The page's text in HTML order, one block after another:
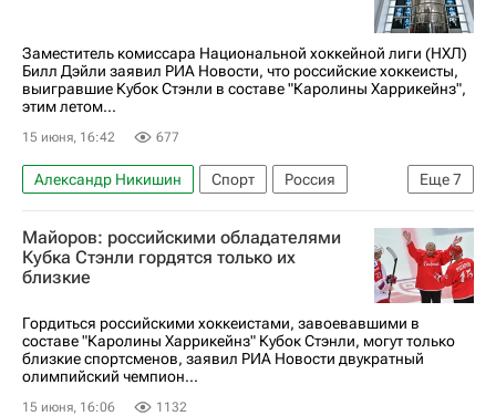
Национальная хоккейная лига (НХЛ)
Заместитель комиссара Национальной хоккейной лиги (НХЛ)
Билл Дэйли заявил РИА Новости, что российские хоккеисты,
выигравшие Кубок Стэнли в составе "Каролины Харрикейнз",
этим летом...
15 июня, 16:42 677
Еще7
Александр Никишин Спорт
Россия
Билл Дэйли
Петр Кочетков
Кубок Стэнли
Андрей Свечников
Каролина Харрикейнз
Вегас Голден Найтс
Национальная хоккейная лига (НХЛ)
Майоров: российскими обладателями
Кубка Стэнли гордятся только их
близкие
Гордиться российскими хоккеистами, завоевавшими в
составе "Каролины Харрикейнз" Кубок Стэнли, могут только
близкие спортсменов, заявил РИА Новости двукратный
олимпийский чемпион...
15 июня, 16:06 1132